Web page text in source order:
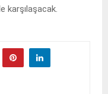
karşılaşacak.